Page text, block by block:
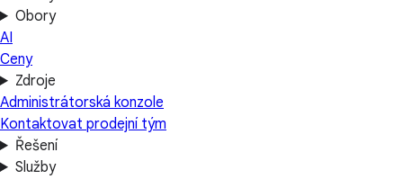
Obory
AI
Ceny
Zdroje
Administrátorská konzole
Kontaktovat prodejní tým
Řešení
Služby